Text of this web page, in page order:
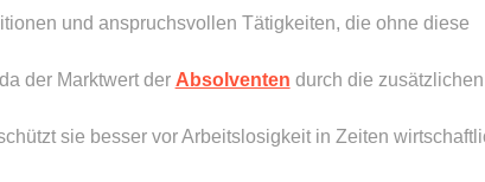
und anspruchsvollen Tätigkeiten, die ohne diese
der Marktwert der Absolventen durch die zusätzlichen
sie besser vor Arbeitslosigkeit in Zeiten